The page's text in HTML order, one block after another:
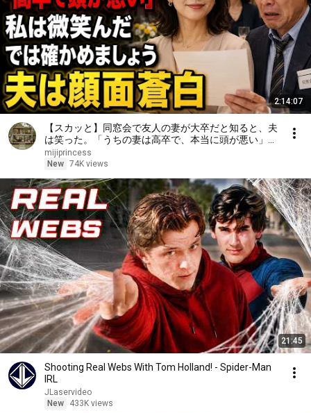
2:14:07
【スカッと】同窓会で友人の妻が大卒だと知ると、夫
は笑った。「うちの妻は高卒で、本当に頭が悪い」私
は微笑んだ。「では、どちらが愚かか確かめましょ
う」――数分後、夫は顔面蒼白になった……。
mijiprincess
New 74K views
21:45
Shooting Real Webs With Tom Holland! - Spider-Man
IRL
JLaservideo
New
433K views